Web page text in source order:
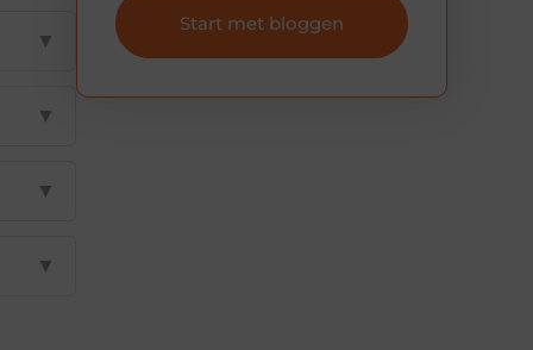
▼
▼
▼
▼
Start met bloggen